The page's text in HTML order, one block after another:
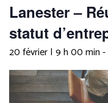
Lanester –
statut
20 février | 9 h 00 min-